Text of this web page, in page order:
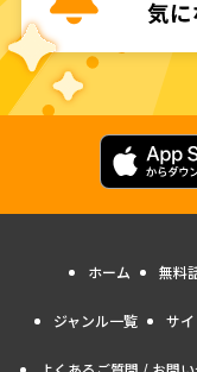
ホーム 無料
ジャンル一覧 サ